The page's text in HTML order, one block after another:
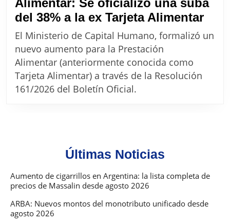
Alimentar: Se oficializó una suba
del 38% a la ex Tarjeta Alimentar
de
a
ex
El Ministerio de Capital Humano, formalizó un
nuevo aumento para la Prestación
Alimentar (anteriormente conocida como
Tarjeta Alimentar) a través de la Resolución
161/2026 del Boletín Oficial.
Últimas Noticias
Aumento de cigarrillos en Argentina: la lista completa de
precios de Massalin desde agosto 2026
ARBA: Nuevos montos del monotributo unificado desde
agosto 2026